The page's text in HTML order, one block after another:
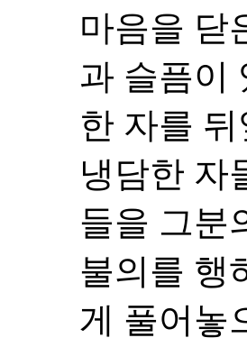
마음을 닫
과 슬픔이
한 자를
냉담한 자
들을 그분
불의를 행
게 풀어놓